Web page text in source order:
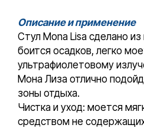
Описание и применение
Стул Mona Lisa сделано
боится осадков, легко
ультрафиолетовому
Мона Лиза отлично
зоны отдыха.
Чистка и уход: моется
средством не